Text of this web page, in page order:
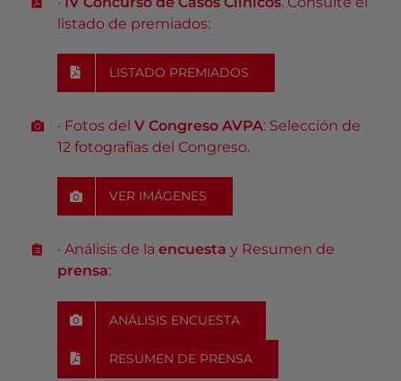
listado de premiados:
LISTADO PREMIADOS
· Fotos del V Congreso AVPA: Selección de
12 fotografías del Congreso.
VER IMÁGENES
· Análisis de la encuesta y Resumen de
prensa:
ANÁLISIS ENCUESTA
RESUMEN DE PRENSA